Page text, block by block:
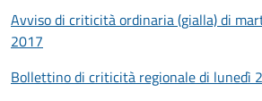
Avviso di criticità ordinaria (gialla) di
2017
Bollettino di criticità regionale di lunedì